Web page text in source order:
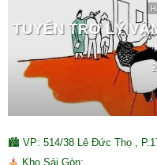
TUYỂN TRỢ LÝ
🏙 VP: 514/38 Lê Đức Thọ ,
Kho Sài Gòn: